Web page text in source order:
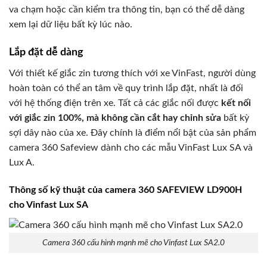
va chạm hoặc cần kiểm tra thông tin, bạn có thể dễ dàng
xem lại dữ liệu bất kỳ lúc nào.
Lắp đặt dễ dàng
Với thiết kế giắc zin tương thích với xe VinFast, người dùng
hoàn toàn có thể an tâm về quy trình lắp đặt, nhất là đối
với hệ thống điện trên xe. Tất cả các giắc nối được kết nối
với giắc zin 100%, mà không cần cắt hay chỉnh sửa bất kỳ
sợi dây nào của xe. Đây chính là điểm nổi bật của sản phẩm
camera 360 Safeview dành cho các mẫu VinFast Lux SA và
Lux A.
Thông số kỹ thuật của camera 360 SAFEVIEW LD900H
cho Vinfast Lux SA
Camera 360 cấu hình mạnh mẽ cho Vinfast Lux SA2.0